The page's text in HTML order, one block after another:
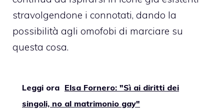
stravolgendone i connotati, dando la
possibilità agli omofobi di marciare su
questa cosa.
Leggi ora Elsa Fornero: "Sì ai diritti dei
singoli, no al matrimonio gay"